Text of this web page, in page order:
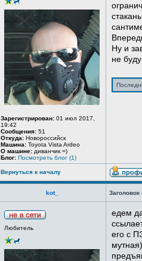
Зарегистрирован: 01 июл 2017,
19:42
Сообщения: 51
Откуда: Новороссийск
Машина: Toyota Vista Ardeo
О машине: диванчик =)
Блог: Посмотреть блог (1)
Ну и
не
Вернуться к началу
kot_
Любитель
едем
его с